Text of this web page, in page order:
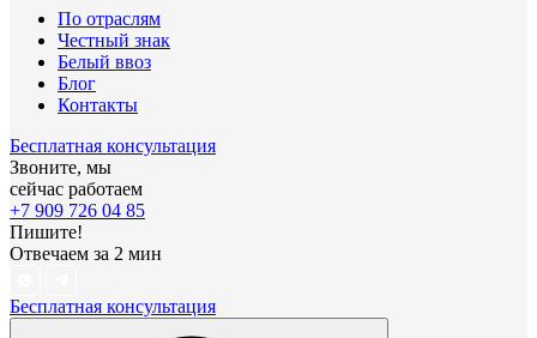
По отраслям
Честный знак
Белый ввоз
Блог
Контакты
Бесплатная консультация
Звоните, мы
сейчас работаем
+7 909 726 04 85
Пишите!
Отвечаем за 2 мин
Бесплатная консультация